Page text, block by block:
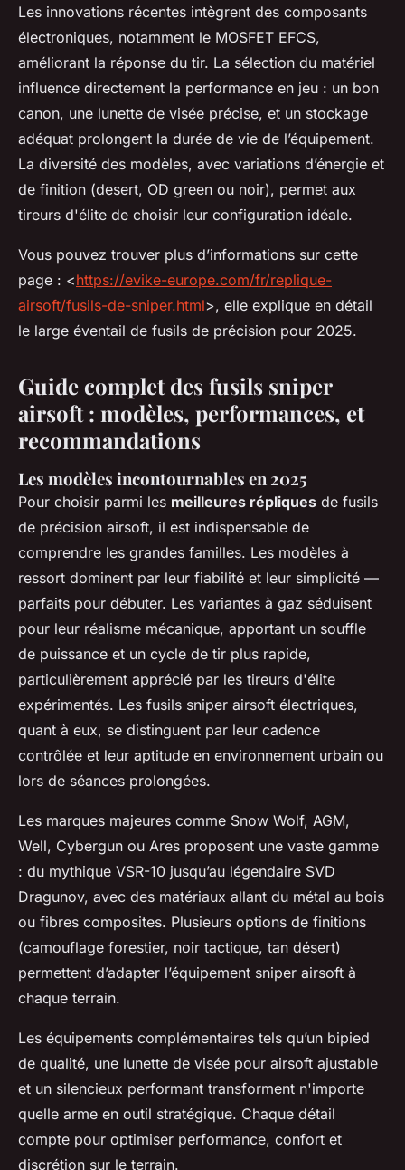
Les innovations récentes intègrent des composants
électroniques, notamment le MOSFET EFCS,
améliorant la réponse du tir. La sélection du matériel
influence directement la performance en jeu : un bon
canon, une lunette de visée précise, et un stockage
adéquat prolongent la durée de vie de l’équipement.
La diversité des modèles, avec variations d’énergie et
de finition (desert, OD green ou noir), permet aux
tireurs d'élite de choisir leur configuration idéale.
Vous pouvez trouver plus d’informations sur cette
page : <https://evike-europe.com/fr/replique-
airsoft/fusils-de-sniper.html>, elle explique en détail
le large éventail de fusils de précision pour 2025.
Guide complet des fusils sniper
airsoft : modèles, performances, et
recommandations
Les modèles incontournables en 2025
Pour choisir parmi les meilleures répliques de fusils
de précision airsoft, il est indispensable de
comprendre les grandes familles. Les modèles à
ressort dominent par leur fiabilité et leur simplicité —
parfaits pour débuter. Les variantes à gaz séduisent
pour leur réalisme mécanique, apportant un souffle
de puissance et un cycle de tir plus rapide,
particulièrement apprécié par les tireurs d'élite
expérimentés. Les fusils sniper airsoft électriques,
quant à eux, se distinguent par leur cadence
contrôlée et leur aptitude en environnement urbain ou
lors de séances prolongées.
Les marques majeures comme Snow Wolf, AGM,
Well, Cybergun ou Ares proposent une vaste gamme
: du mythique VSR-10 jusqu’au légendaire SVD
Dragunov, avec des matériaux allant du métal au bois
ou fibres composites. Plusieurs options de finitions
(camouflage forestier, noir tactique, tan désert)
permettent d’adapter l’équipement sniper airsoft à
chaque terrain.
Les équipements complémentaires tels qu’un bipied
de qualité, une lunette de visée pour airsoft ajustable
et un silencieux performant transforment n'importe
quelle arme en outil stratégique. Chaque détail
compte pour optimiser performance, confort et
discrétion sur le terrain.